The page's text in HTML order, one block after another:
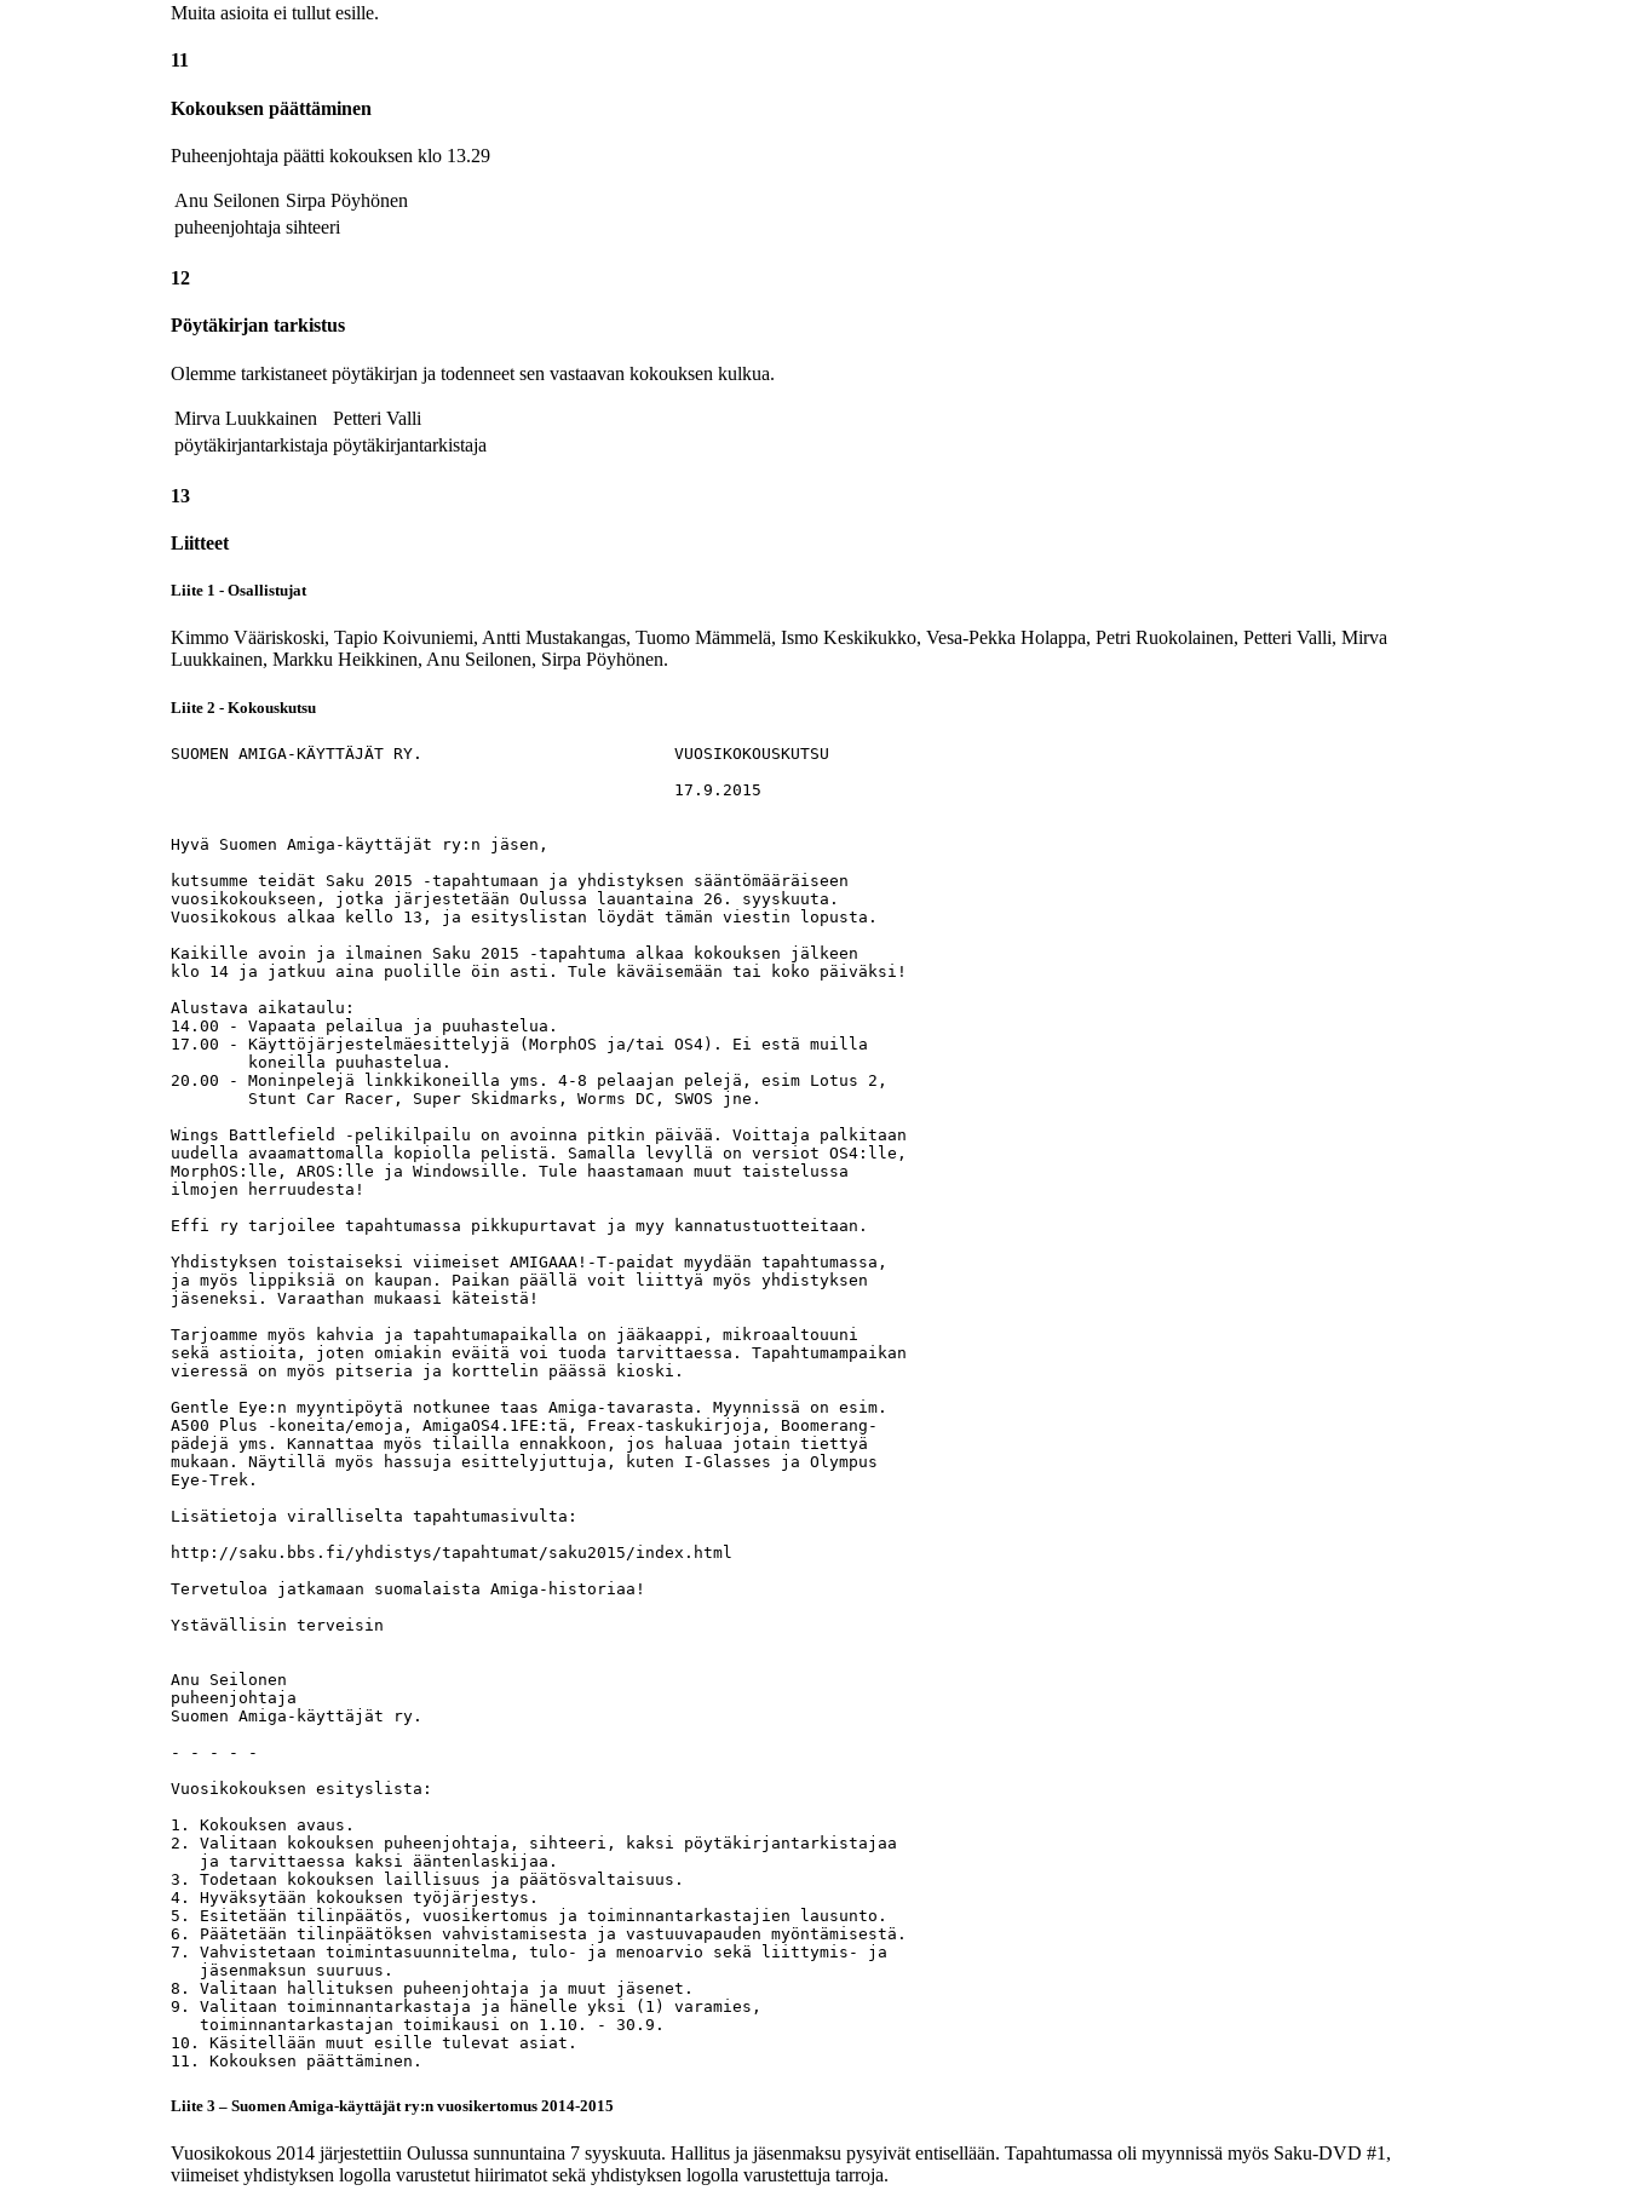
Muita asioita ei tullut esille.
11
Kokouksen päättäminen
Puheenjohtaja päätti kokouksen klo 13.29
Anu Seilonen Sirpa Pöyhönen
puheenjohtaja sihteeri
12
Pöytäkirjan tarkistus
Olemme tarkistaneet pöytäkirjan ja todenneet sen vastaavan kokouksen kulkua.
Mirva Luukkainen
Petteri Valli
pöytäkirjantarkistaja pöytäkirjantarkistaja
13
Liitteet
Liite 1 - Osallistujat
Kimmo Vääriskoski, Tapio Koivuniemi, Antti Mustakangas, Tuomo Mämmelä, Ismo Keskikukko, Vesa-Pekka Holappa, Petri Ruokolainen, Petteri Valli, Mirva
Luukkainen, Markku Heikkinen, Anu Seilonen, Sirpa Pöyhönen.
Liite 2 - Kokouskutsu
SUOMEN AMIGA-KÄYTTÄJÄT RY.                          VUOSIKOKOUSKUTSU
                                                    17.9.2015
Hyvä Suomen Amiga-käyttäjät ry:n jäsen,
kutsumme teidät Saku 2015 -tapahtumaan ja yhdistyksen sääntömääräiseen
vuosikokoukseen, jotka järjestetään Oulussa lauantaina 26. syyskuuta.
Vuosikokous alkaa kello 13, ja esityslistan löydät tämän viestin lopusta.
Kaikille avoin ja ilmainen Saku 2015 -tapahtuma alkaa kokouksen jälkeen
klo 14 ja jatkuu aina puolille öin asti. Tule käväisemään tai koko päiväksi!
Alustava aikataulu:
14.00 - Vapaata pelailua ja puuhastelua.
17.00 - Käyttöjärjestelmäesittelyjä (MorphOS ja/tai OS4). Ei estä muilla
        koneilla puuhastelua.
20.00 - Moninpelejä linkkikoneilla yms. 4-8 pelaajan pelejä, esim Lotus 2,
        Stunt Car Racer, Super Skidmarks, Worms DC, SWOS jne.
Wings Battlefield -pelikilpailu on avoinna pitkin päivää. Voittaja palkitaan
uudella avaamattomalla kopiolla pelistä. Samalla levyllä on versiot OS4:lle,
MorphOS:lle, AROS:lle ja Windowsille. Tule haastamaan muut taistelussa
ilmojen herruudesta!
Effi ry tarjoilee tapahtumassa pikkupurtavat ja myy kannatustuotteitaan.
Yhdistyksen toistaiseksi viimeiset AMIGAAA!-T-paidat myydään tapahtumassa,
ja myös lippiksiä on kaupan. Paikan päällä voit liittyä myös yhdistyksen
jäseneksi. Varaathan mukaasi käteistä!
Tarjoamme myös kahvia ja tapahtumapaikalla on jääkaappi, mikroaaltouuni
sekä astioita, joten omiakin eväitä voi tuoda tarvittaessa. Tapahtumampaikan
vieressä on myös pitseria ja korttelin päässä kioski.
Gentle Eye:n myyntipöytä notkunee taas Amiga-tavarasta. Myynnissä on esim.
A500 Plus -koneita/emoja, AmigaOS4.1FE:tä, Freax-taskukirjoja, Boomerang-
pädejä yms. Kannattaa myös tilailla ennakkoon, jos haluaa jotain tiettyä
mukaan. Näytillä myös hassuja esittelyjuttuja, kuten I-Glasses ja Olympus
Eye-Trek.
Lisätietoja viralliselta tapahtumasivulta:
http://saku.bbs.fi/yhdistys/tapahtumat/saku2015/index.html
Tervetuloa jatkamaan suomalaista Amiga-historiaa!
Ystävällisin terveisin
Anu Seilonen
puheenjohtaja
Suomen Amiga-käyttäjät ry.
- - - - -
Vuosikokouksen esityslista:
1. Kokouksen avaus.
2. Valitaan kokouksen puheenjohtaja, sihteeri, kaksi pöytäkirjantarkistajaa
   ja tarvittaessa kaksi ääntenlaskijaa.
3. Todetaan kokouksen laillisuus ja päätösvaltaisuus.
4. Hyväksytään kokouksen työjärjestys.
5. Esitetään tilinpäätös, vuosikertomus ja toiminnantarkastajien lausunto.
6. Päätetään tilinpäätöksen vahvistamisesta ja vastuuvapauden myöntämisestä.
7. Vahvistetaan toimintasuunnitelma, tulo- ja menoarvio sekä liittymis- ja
   jäsenmaksun suuruus.
8. Valitaan hallituksen puheenjohtaja ja muut jäsenet.
9. Valitaan toiminnantarkastaja ja hänelle yksi (1) varamies,
   toiminnantarkastajan toimikausi on 1.10. - 30.9.
10. Käsitellään muut esille tulevat asiat.
11. Kokouksen päättäminen.
Liite 3 – Suomen Amiga-käyttäjät ry:n vuosikertomus 2014-2015
Vuosikokous 2014 järjestettiin Oulussa sunnuntaina 7 syyskuuta. Hallitus ja jäsenmaksu pysyivät entisellään. Tapahtumassa oli myynnissä myös Saku-DVD #1,
viimeiset yhdistyksen logolla varustetut hiirimatot sekä yhdistyksen logolla varustettuja tarroja.